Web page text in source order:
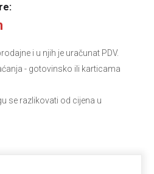
i u njih je uračunat PDV.
- gotovinsko ili karticama
se razlikovati od cijena u